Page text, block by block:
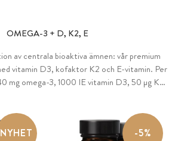
OMEGA-3 + D, K2, E
av centrala bioaktiva ämnen: vår premium
vitamin D3, kofaktor K2 och E-vitamin. Per
mg omega-3, 1000 IE vitamin D3, 50 µg K2
NYHET -5%